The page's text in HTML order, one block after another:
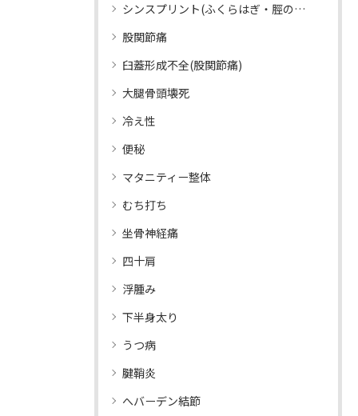
シンスプリント(ふくらはぎ・脛の痛み)
股関節痛
臼蓋形成不全(股関節痛)
大腿骨頭壊死
冷え性
便秘
マタニティー整体
むち打ち
坐骨神経痛
四十肩
浮腫み
下半身太り
うつ病
腱鞘炎
へバーデン結節